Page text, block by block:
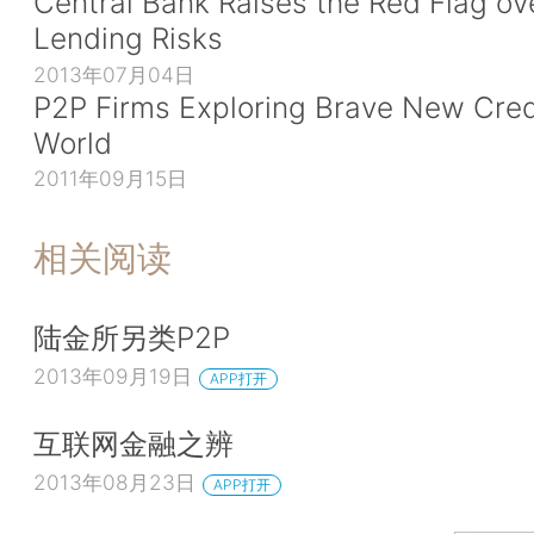
Lending Risks
2013年07月04日
P2P Firms Exploring Brave New
World
2011年09月15日
相关阅读
陆金所另类P2P
2013年09月19日 APP打开
互联网金融之辨
2013年08月23日 APP打开